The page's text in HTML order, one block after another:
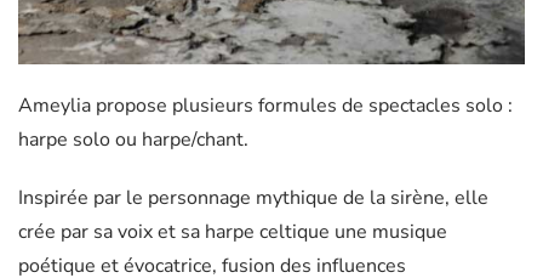
Ameylia propose plusieurs formules de spectacles solo :
harpe solo ou harpe/chant.
Inspirée par le personnage mythique de la sirène, elle
crée par sa voix et sa harpe celtique une musique
poétique et évocatrice, fusion des influences